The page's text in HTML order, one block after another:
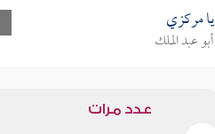
يا مركزي
أبو عبد الملك
عدد مرات